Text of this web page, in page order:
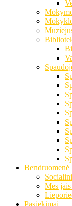
Bendruomenė
Mes
Pasiekimai